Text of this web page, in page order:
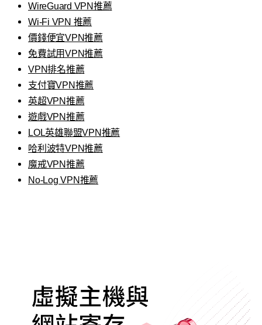
WireGuard VPN推薦
Wi-Fi VPN 推薦
價錢便宜VPN推薦
免費試用VPN推薦
VPN排名推薦
支付寶VPN推薦
英超VPN推薦
遊戲VPN推薦
LOL英雄聯盟VPN推薦
哈利波特VPN推薦
魔戒VPN推薦
No-Log VPN推薦